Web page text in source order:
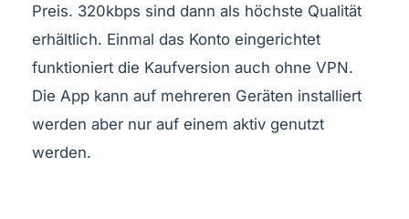
Preis. 320kbps sind dann als höchste Qualität
erhältlich. Einmal das Konto eingerichtet
funktioniert die Kaufversion auch ohne VPN.
Die App kann auf mehreren Geräten installiert
werden aber nur auf einem aktiv genutzt
werden.